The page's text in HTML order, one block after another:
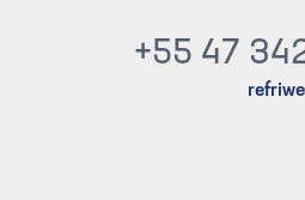
+55 47